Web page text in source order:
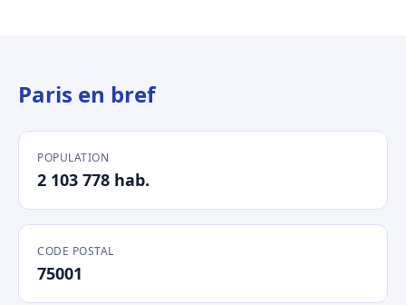
Paris en bref
POPULATION
2 103 778 hab.
CODE POSTAL
75001